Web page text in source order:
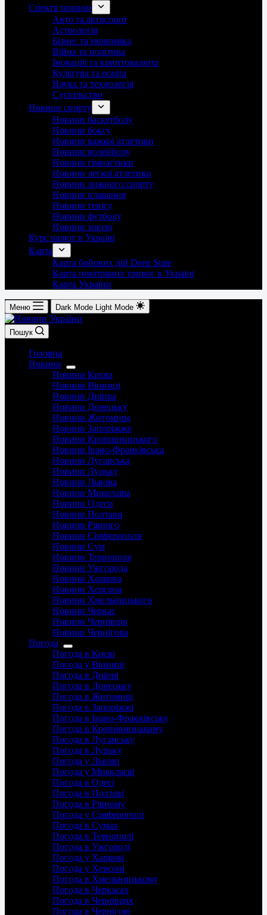
Спектр новини
Авто та автоспорт
Астрологія
Бізнес та економіка
Війна та політика
Іноваціії та криптовалюта
Культура та освіта
Наука та технологія
Суспільство
Новини спорту
Новини баскетболу
Новини боксу
Новини важкої атлетики
Новини волейболу
Новини гімнастики
Новини легкої атлетики
Новини лижного спорту
Новини плавання
Новини тенісу
Новини футболу
Новини хокею
Курс валют в Україні
Карта
Карта бойових дій Deep State
Карта повітряних тривог в Україні
Карта України
Меню Dark Mode Light Mode
Пошук
Головна
Новини
Новини Києва
Новини Вінниці
Новини Дніпра
Новини Донецьку
Новини Житомира
Новини Запоріжжя
Новини Кропивницького
Новини Івано-Франківська
Новини Луганська
Новини Луцьку
Новини Львова
Новини Миколаїва
Новини Одеси
Новини Полтави
Новини Рівного
Новини Сімферополя
Новини Сум
Новини Тернополя
Новини Ужгорода
Новини Харкова
Новини Херсона
Новини Хмельницького
Новини Черкас
Новини Чернівців
Новини Чернігова
Погода
Погода в Києві
Погода у Вінниці
Погода в Дніпрі
Погода в Донецьку
Погода в Житомирі
Погода в Запоріжжі
Погода в Івано-Франківську
Погода в Кропивницькому
Погода в Луганську
Погода в Луцьку
Погода у Львові
Погода у Миколаєві
Погода в Одесі
Погода в Полтаві
Погода в Рівному
Погода у Сімферополі
Погода в Сумах
Погода в Тернополі
Погода в Ужгороді
Погода у Харкові
Погода у Херсоні
Погода в Хмельницькому
Погода в Черкасах
Погода в Чернівцях
Погода в Чернігові